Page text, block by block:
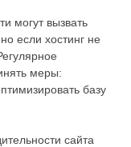
могут вызвать
если хостинг не
меры:
базу
сайта